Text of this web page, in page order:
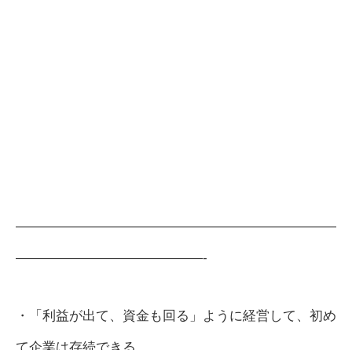
————————————————————————
——————————————-
・「利益が出て、資金も回る」ように経営して、初め